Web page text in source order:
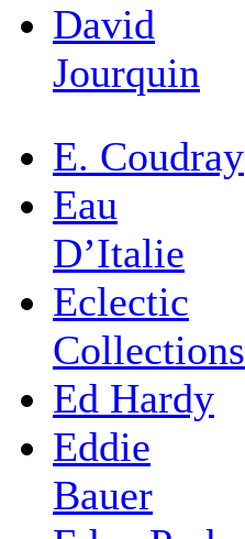
David
Jourquin
E. Coudray
Eau
D’Italie
Eclectic
Collections
Ed Hardy
Eddie
Bauer